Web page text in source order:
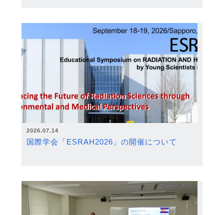
2026.07.14
国際学会「ESRAH2026」の開催について